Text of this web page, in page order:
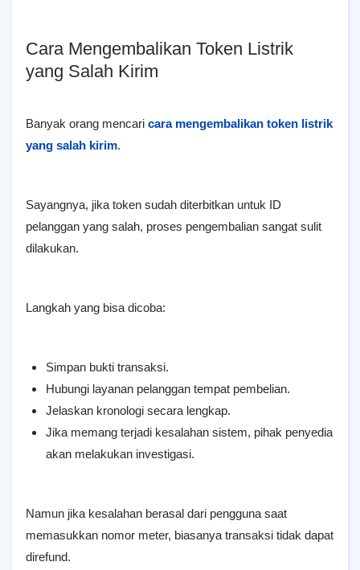
Cara Mengembalikan Token Listrik
yang Salah Kirim
Banyak orang mencari cara mengembalikan token listrik
yang salah kirim.
Sayangnya, jika token sudah diterbitkan untuk ID
pelanggan yang salah, proses pengembalian sangat sulit
dilakukan.
Langkah yang bisa dicoba:
Simpan bukti transaksi.
Hubungi layanan pelanggan tempat pembelian.
Jelaskan kronologi secara lengkap.
Jika memang terjadi kesalahan sistem, pihak penyedia
akan melakukan investigasi.
Namun jika kesalahan berasal dari pengguna saat
memasukkan nomor meter, biasanya transaksi tidak dapat
direfund.